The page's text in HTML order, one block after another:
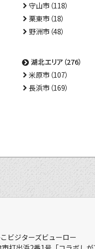
守山市（118）
栗東市（18）
野洲市（48）
湖北エリア（276）
米原市（107）
長浜市（169）
ビジターズビューロー